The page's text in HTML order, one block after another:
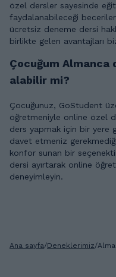
özel dersler sayesinde
faydalanabileceği beceriler kazanacak.
ücretsiz deneme dersi
birlikte gelen avantajları
Çocuğum
alabilir mi?
Çocuğunuz, GoStudent
öğretmeniyle online özel
ders yapmak için bir yere
davet etmeniz
konfor sunan bir seçenektir. Hiç durmayın, ücretsiz
dersi ayırtarak online
deneyimleyin.
Ana sayfa/Deneklerimiz/